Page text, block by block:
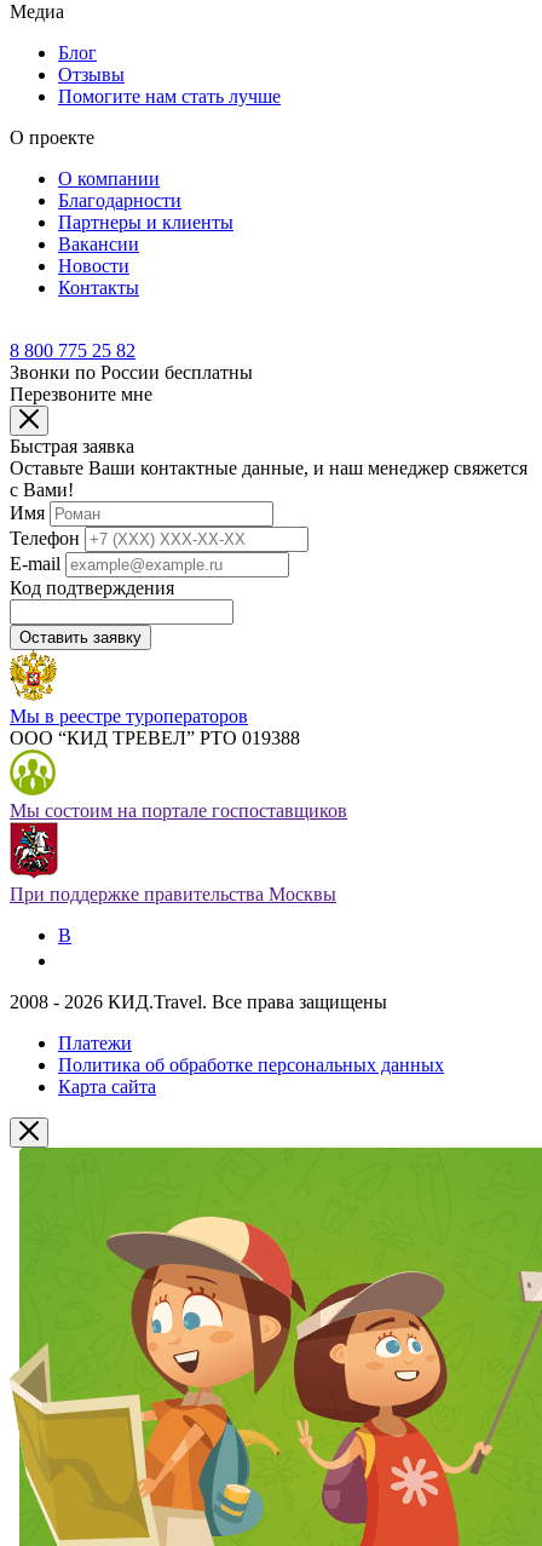
Медиа
Блог
Отзывы
Помогите нам стать лучше
О проекте
О компании
Благодарности
Партнеры и клиенты
Вакансии
Новости
Контакты
8 800 775 25 82
Звонки по России бесплатны
Перезвоните мне
Быстрая заявка
Оставьте Ваши контактные данные, и наш менеджер свяжется
с Вами!
Имя
Телефон
E-mail
Код подтверждения
Оставить заявку
Мы в реестре туроператоров
ООО “КИД ТРЕВЕЛ” РТО 019388
Мы состоим на портале госпоставщиков
При поддержке правительства Москвы
В
2008 - 2026 КИД.Travel. Все права защищены
Платежи
Политика об обработке персональных данных
Карта сайта